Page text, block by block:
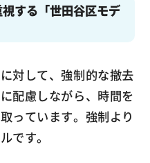
する「世田谷区モデ
対して、強制的な撤去
配慮しながら、時間を
っています。強制より
です。